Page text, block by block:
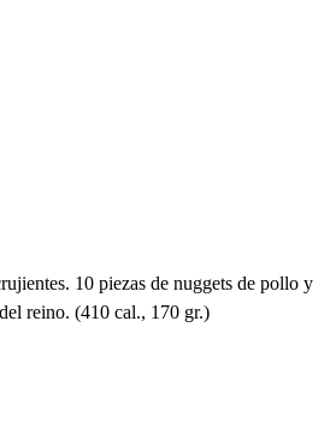
10 piezas de nuggets de pollo y
reino. (410 cal., 170 gr.)